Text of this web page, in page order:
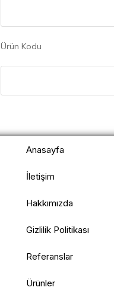
Ürün Kodu
Anasayfa
İletişim
Hakkımızda
Gizlilik Politikası
Referanslar
Ürünler